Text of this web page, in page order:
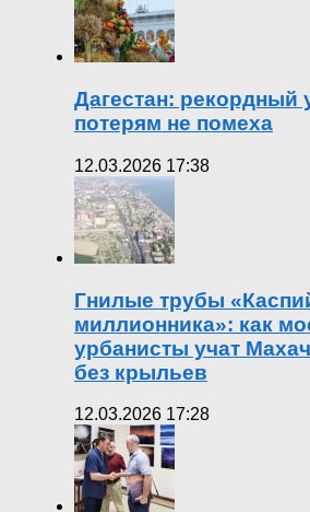
Дагестан: рекордный
потерям не помеха
12.03.2026 17:38
Гнилые трубы
миллионника»: как
урбанисты учат
без крыльев
12.03.2026 17:28